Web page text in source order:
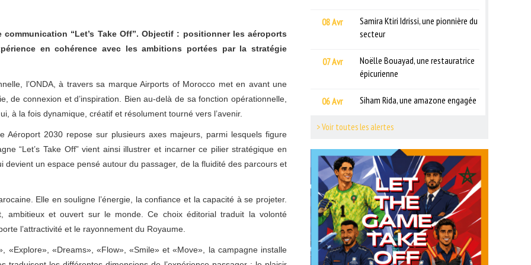
“Let’s Take Off”. Objectif : positionner les aéroports
en cohérence avec les ambitions portées par la stratégie
l’ONDA, à travers sa marque Airports of Morocco met en avant une
de connexion et d’inspiration. Bien au-delà de sa fonction opérationnelle,
à la fois dynamique, créatif et résolument tourné vers l’avenir.
2030 repose sur plusieurs axes majeurs, parmi lesquels figure
“Let’s Take Off” vient ainsi illustrer et incarner ce pilier stratégique en
un espace pensé autour du passager, de la fluidité des parcours et
Elle en souligne l’énergie, la confiance et la capacité à se projeter.
ambitieux et ouvert sur le monde. Ce choix éditorial traduit la volonté
l’attractivité et le rayonnement du Royaume.
«Explore», «Dreams», «Flow», «Smile» et «Move», la campagne installe
08 Avr
Samira Ktiri Idrissi, une pionnière du
secteur
07 Avr
Noëlle Bouayad, une restauratrice
épicurienne
06 Avr Siham Rida, une amazone engagée
> Voir toutes les alertes